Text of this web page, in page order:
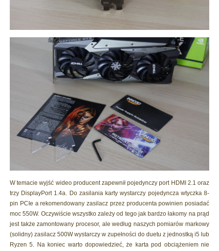
W temacie wyjść wideo producent zapewnił pojedynczy port HDMI 2.1 oraz
trzy DisplayPort 1.4a. Do zasilania karty wystarczy pojedyncza wtyczka 8-
pin PCIe a rekomendowany zasilacz przez producenta powinien posiadać
moc 550W. Oczywiście wszystko zależy od tego jak bardzo łakomy na prąd
jest także zamontowany procesor, ale według naszych pomiarów markowy
(solidny) zasilacz 500W wystarczy w zupełności do duetu z jednostką i5 lub
Ryzen 5. Na koniec warto dopowiedzieć, że karta pod obciążeniem nie